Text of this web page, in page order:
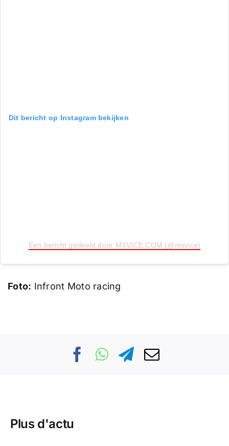
Dit bericht op Instagram bekijken
Een bericht gedeeld door MXVICE.COM (@mxvice)
Foto: Infront Moto racing
Plus d'actu